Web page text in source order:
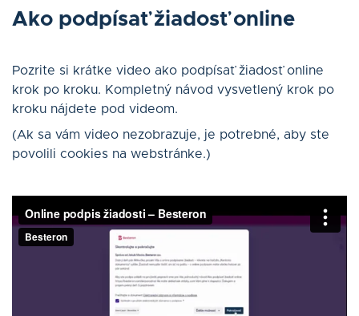
Slovenčina
Prihlásiť sa
Ako podpísať žiadosť online
Pozrite si krátke video ako podpísať žiadosť online
krok po kroku. Kompletný návod vysvetlený krok po
kroku nájdete pod videom.
(Ak sa vám video nezobrazuje, je potrebné, aby ste
povolili cookies na webstránke.)